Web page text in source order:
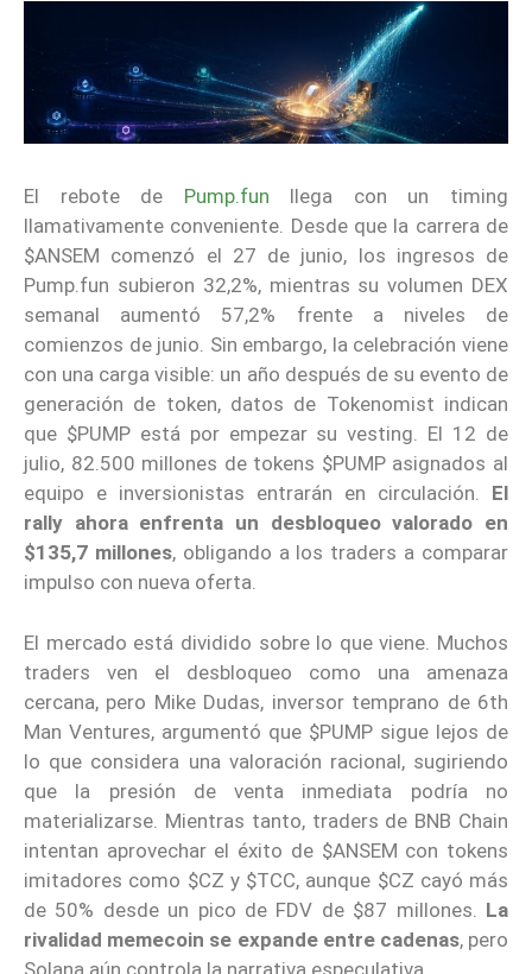
El rebote de Pump.fun llega con un timing
llamativamente conveniente. Desde que la carrera de
$ANSEM comenzó el 27 de junio, los ingresos de
Pump.fun subieron 32,2%, mientras su volumen DEX
semanal aumentó 57,2% frente a niveles de
comienzos de junio. Sin embargo, la celebración viene
con una carga visible: un año después de su evento de
generación de token, datos de Tokenomist indican
que $PUMP está por empezar su vesting. El 12 de
julio, 82.500 millones de tokens $PUMP asignados al
equipo e inversionistas entrarán en circulación. El
rally ahora enfrenta un desbloqueo valorado en
$135,7 millones, obligando a los traders a comparar
impulso con nueva oferta.
El mercado está dividido sobre lo que viene. Muchos
traders ven el desbloqueo como una amenaza
cercana, pero Mike Dudas, inversor temprano de 6th
Man Ventures, argumentó que $PUMP sigue lejos de
lo que considera una valoración racional, sugiriendo
que la presión de venta inmediata podría no
materializarse. Mientras tanto, traders de BNB Chain
intentan aprovechar el éxito de $ANSEM con tokens
imitadores como $CZ y $TCC, aunque $CZ cayó más
de 50% desde un pico de FDV de $87 millones. La
rivalidad memecoin se expande entre cadenas, pero
Solana aún controla la narrativa especulativa.